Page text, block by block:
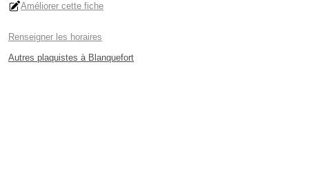
Améliorer cette fiche
Renseigner les horaires
Autres plaquistes à Blanquefort